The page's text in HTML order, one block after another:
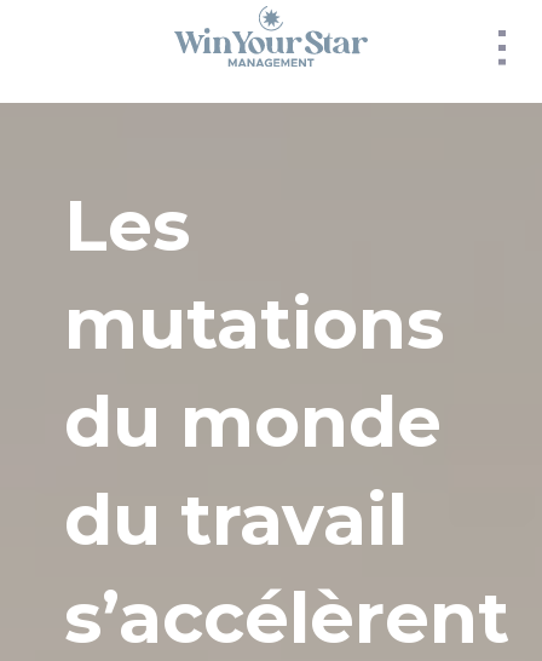
Les
mutations
du monde
du travail
s’accélèrent